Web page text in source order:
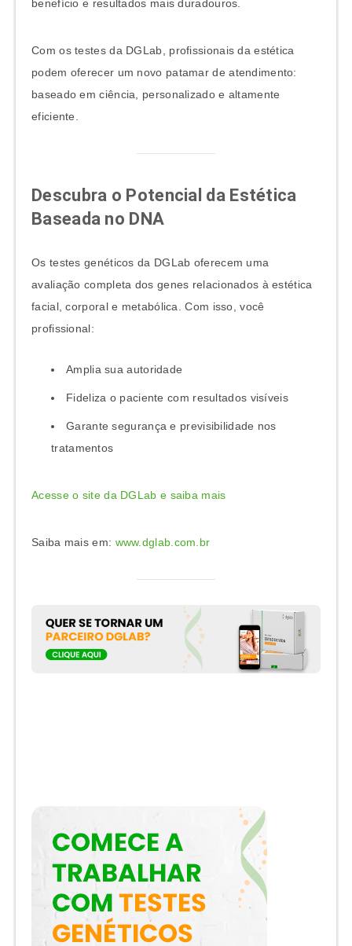
benefício e resultados mais duradouros.
Com os testes da DGLab, profissionais da estética
podem oferecer um novo patamar de atendimento:
baseado em ciência, personalizado e altamente
eficiente.
Descubra o Potencial da Estética
Baseada no DNA
Os testes genéticos da DGLab oferecem uma
avaliação completa dos genes relacionados à estética
facial, corporal e metabólica. Com isso, você
profissional:
Amplia sua autoridade
Fideliza o paciente com resultados visíveis
Garante segurança e previsibilidade nos
tratamentos
Acesse o site da DGLab e saiba mais
Saiba mais em: www.dglab.com.br